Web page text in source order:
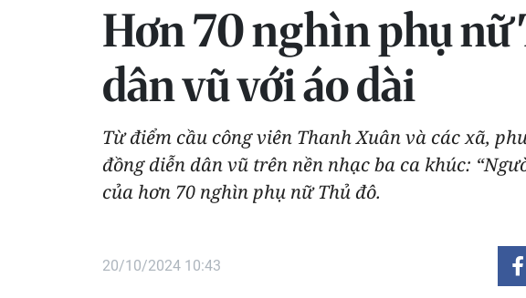
Hơn 70 nghìn phụ nữ
dân vũ với áo dài
Từ điểm cầu công viên Thanh Xuân và các xã,
đồng diễn dân vũ trên nền nhạc ba ca khúc:
của hơn 70 nghìn phụ nữ Thủ đô.
20/10/2024 10:43